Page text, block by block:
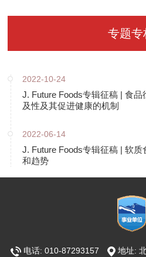
专题专
2022-10-24
J. Future Foods专辑征稿 | 食
及性及其促进健康的机制
2022-06-14
J. Future Foods专辑征稿 | 软
和趋势
电话: 010-87293157 地址: